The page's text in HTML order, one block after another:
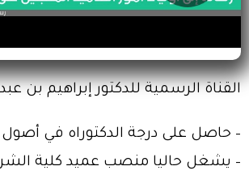
القناة الرسمية للدكتور إبراهيم بن
– حاصل على درجة الدكتوراه في أصول
– يشغل حاليا منصب عميد كلية